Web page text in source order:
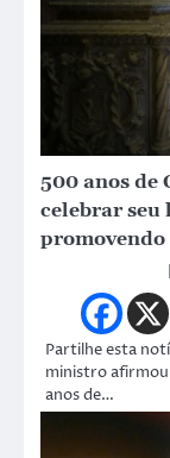
500 anos de
celebrar seu
promovendo
Partilhe esta
ministro
anos de…